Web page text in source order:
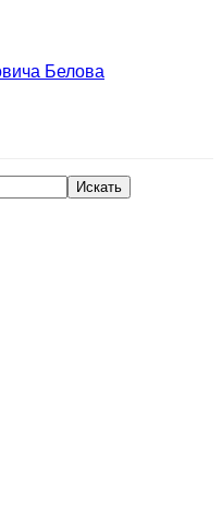
Белова
Искать